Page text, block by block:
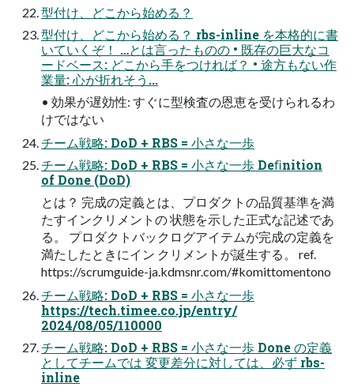
型付け、どこから始める？
型付け、どこから始める？ rbs-inline を本格的に書
いていくぞ！ …とは言ったものの • 既存の巨大なコ
ードベース: どこから手をつければ？ • 途方もない作
業量: 心が折れそう...
• 効果が遅効性: すぐに型検査の恩恵を受けられるわ
けではない
チーム戦略: DoD + RBS = 小さな一歩
チーム戦略: DoD + RBS = 小さな一歩 Deﬁnition
of Done (DoD)
とは？ 完成の定義とは、プロダクトの品質基準を満
たすインクリメントの 状態を示した正式な記述であ
る。 プロダクトバックログアイテムが完成の定義を
満たしたときにイン クリメントが誕生する。 ref.
https://scrumguide-ja.kdmsnr.com/#komittomentono
チーム戦略: DoD + RBS = 小さな一歩
https://tech.timee.co.jp/entry/
2024/08/05/110000
チーム戦略: DoD + RBS = 小さな一歩 Done の定義
としてチームでは 変更差分に対しては、必ず rbs-
inline